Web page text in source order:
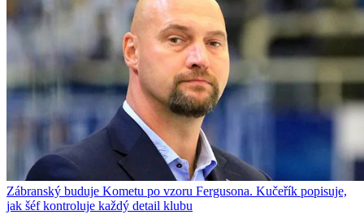
Zábranský buduje Kometu po vzoru Fergusona. Kučeřík popisuje,
jak šéf kontroluje každý detail klubu